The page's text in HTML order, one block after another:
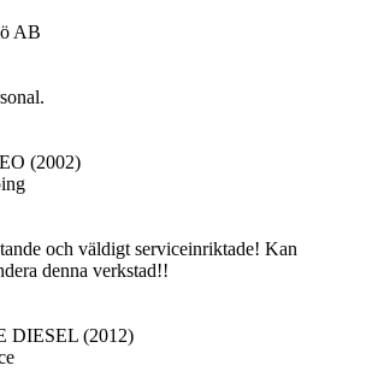
AB
(2002)
och väldigt serviceinriktade! Kan
denna verkstad!!
DIESEL (2012)